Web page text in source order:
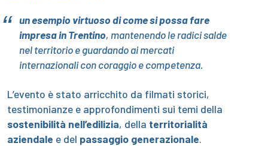
un esempio virtuoso di come si possa fare
impresa in Trentino, mantenendo le radici salde
nel territorio e guardando ai mercati
internazionali con coraggio e competenza.
L’evento è stato arricchito da filmati storici,
testimonianze e approfondimenti sui temi della
sostenibilità nell’edilizia, della territorialità
aziendale e del passaggio generazionale.